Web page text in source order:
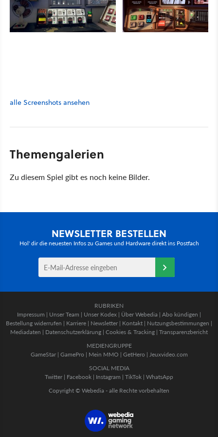
alle Screenshots ansehen
Themengalerien
Zu diesem Spiel gibt es noch keine Bilder.
NEWSLETTER BESTELLEN
Hol' dir die neuesten Infos zu Games und Hardware direkt ins Postfach
RUBRIKEN
Impressum | Unser Team | Unser Kodex | Über Webedia | Abo kündigen |
Bestellung widerrufen | Karriere | Newsletter | Kontakt | Nutzungsbestimmungen |
Mediadaten | Datenschutzerklärung | Cookies & Tracking | Transparenzbericht
MEDIENGRUPPE
GameStar| GamePro | Mein MMO | GetHero | Jeuxvideo.com
SOCIAL MEDIA
Twitter | Facebook | Instagram | TikTok | WhatsApp
Copyright © Webedia - alle Rechte vorbehalten